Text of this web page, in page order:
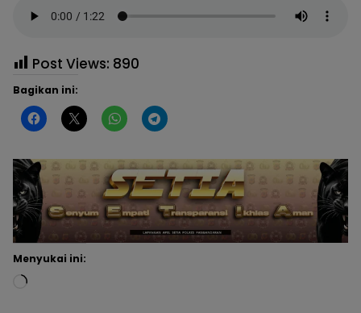
Post Views: 890
Bagikan ini:
Menyukai ini: